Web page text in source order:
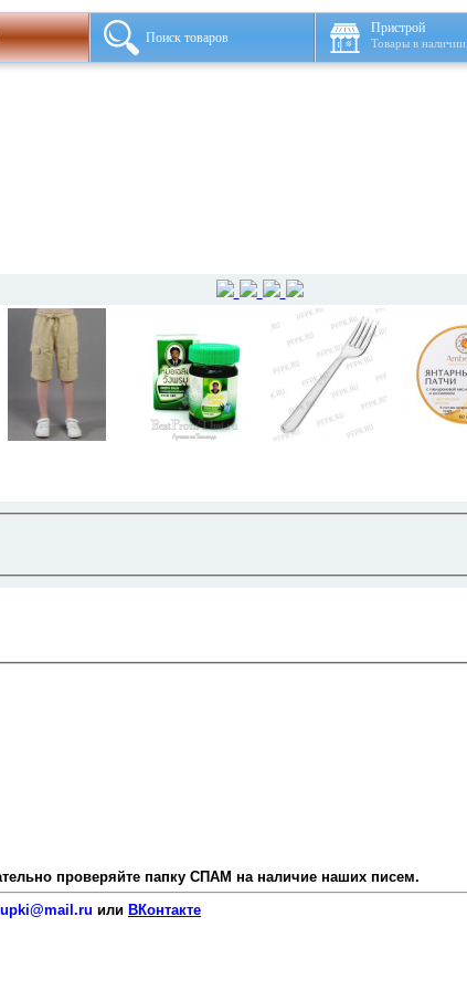
Поиск товаров
Пристрой
Товары в наличии
проверяйте папку СПАМ на наличие наших писем.
или ВКонтакте